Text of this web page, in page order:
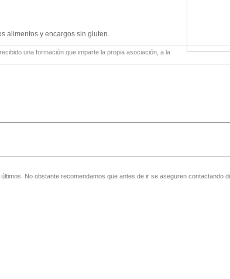
alimentos y encargos sin gluten.
una formación que imparte la propia asociación, a la
No obstante recomendamos que antes de ir se aseguren contactando